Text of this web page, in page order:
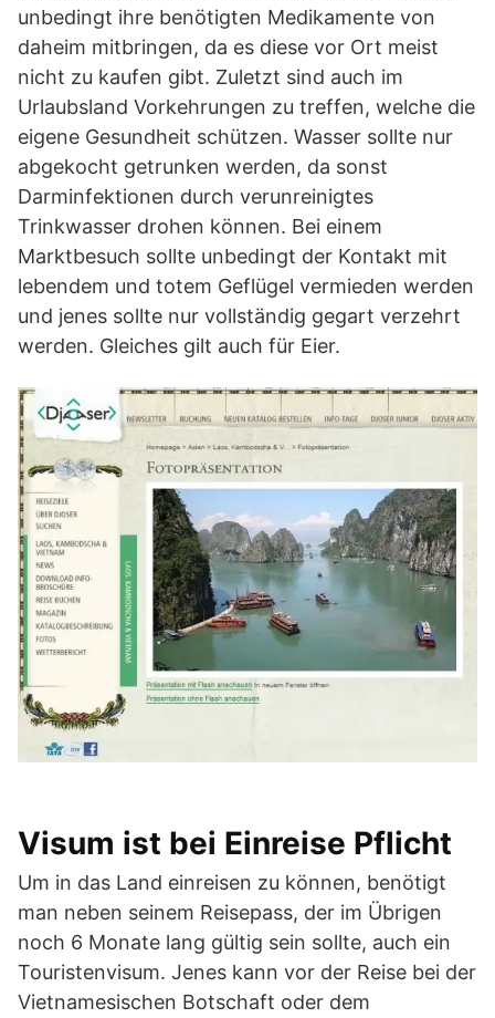
unbedingt ihre benötigten Medikamente von
daheim mitbringen, da es diese vor Ort meist
nicht zu kaufen gibt. Zuletzt sind auch im
Urlaubsland Vorkehrungen zu treffen, welche die
eigene Gesundheit schützen. Wasser sollte nur
abgekocht getrunken werden, da sonst
Darminfektionen durch verunreinigtes
Trinkwasser drohen können. Bei einem
Marktbesuch sollte unbedingt der Kontakt mit
lebendem und totem Geflügel vermieden werden
und jenes sollte nur vollständig gegart verzehrt
werden. Gleiches gilt auch für Eier.
Visum ist bei Einreise Pflicht
Um in das Land einreisen zu können, benötigt
man neben seinem Reisepass, der im Übrigen
noch 6 Monate lang gültig sein sollte, auch ein
Touristenvisum. Jenes kann vor der Reise bei der
Vietnamesischen Botschaft oder dem